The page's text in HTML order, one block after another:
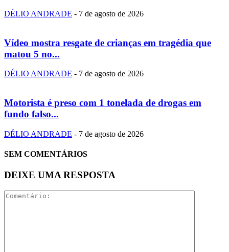
DÉLIO ANDRADE - 7 de agosto de 2026
Vídeo mostra resgate de crianças em tragédia que
matou 5 no...
DÉLIO ANDRADE - 7 de agosto de 2026
Motorista é preso com 1 tonelada de drogas em
fundo falso...
DÉLIO ANDRADE - 7 de agosto de 2026
SEM COMENTÁRIOS
DEIXE UMA RESPOSTA